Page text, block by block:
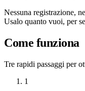
Nessuna registrazione,
Usalo quanto vuoi, per
Come funziona
Tre rapidi passaggi per
1